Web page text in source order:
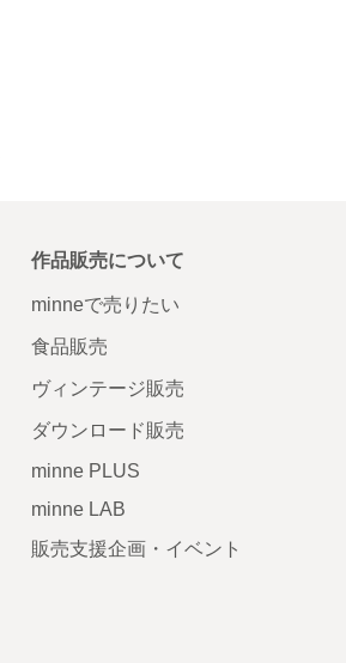
作品販売について
minneで売りたい
食品販売
ヴィンテージ販売
ダウンロード販売
minne PLUS
minne LAB
販売支援企画・イベント